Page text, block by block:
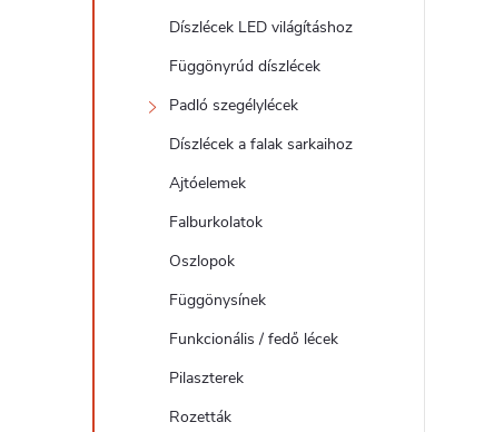
Díszlécek LED világításhoz
Függönyrúd díszlécek
Padló szegélylécek
Díszlécek a falak sarkaihoz
Ajtóelemek
Falburkolatok
Oszlopok
Függönysínek
Funkcionális / fedő lécek
Pilaszterek
Rozetták